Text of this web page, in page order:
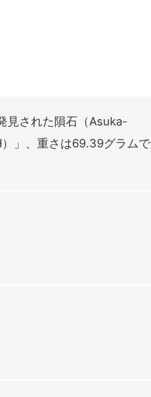
見された隕石（Asuka-
」、重さは69.39グラムで